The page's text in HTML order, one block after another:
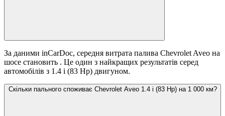
За даними inCarDoc, середня витрата палива Chevrolet Aveo на
шосе становить . Це один з найкращих результатів серед
автомобілів з 1.4 i (83 Hp) двигуном.
Скільки пального споживає Chevrolet Aveo 1.4 i (83 Hp) на 1 000 км?